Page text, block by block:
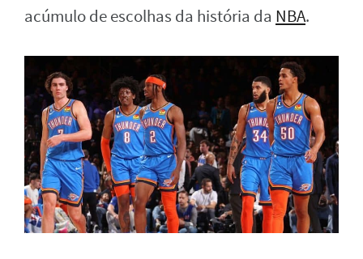
acúmulo de escolhas da história da NBA.